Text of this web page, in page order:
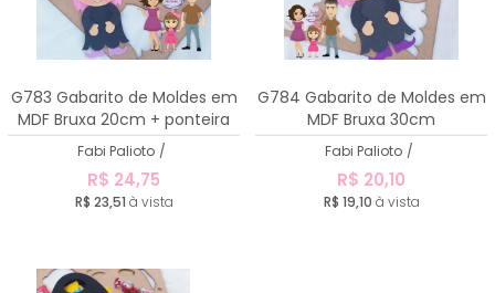
G783 Gabarito de Moldes em
MDF Bruxa 20cm + ponteira
Fabi Palioto /
R$ 24,75
R$ 23,51 à vista
G784 Gabarito de Moldes em
MDF Bruxa 30cm
Fabi Palioto /
R$ 20,10
R$ 19,10 à vista